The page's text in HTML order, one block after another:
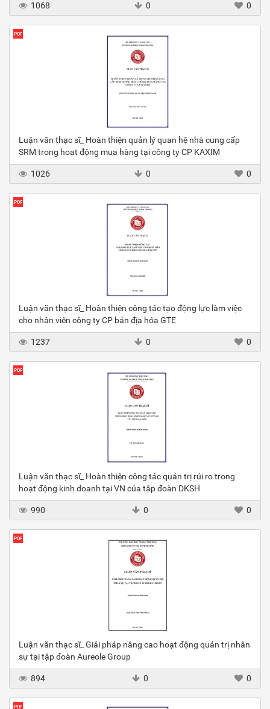
1068 0 0
Luận văn thạc sĩ_ Hoàn thiện quản lý quan hệ nhà cung cấp
SRM trong hoạt động mua hàng tại công ty CP KAXIM
1026 0 0
Luận văn thạc sĩ_ Hoàn thiện công tác tạo động lực làm việc
cho nhân viên công ty CP bản địa hóa GTE
1237 0 0
Luận văn thạc sĩ_ Hoàn thiện công tác quản trị rủi ro trong
hoạt động kinh doanh tại VN của tập đoàn DKSH
990 0 0
Luận văn thạc sĩ_ Giải pháp nâng cao hoạt động quản trị nhân
sự tại tập đoàn Aureole Group
894 0 0